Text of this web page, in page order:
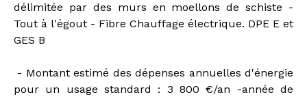
délimitée par des murs en moellons de schiste -
Tout à l'égout - Fibre Chauffage électrique. DPE E et
GES B
- Montant estimé des dépenses annuelles d'énergie
pour un usage standard : 3 800 €/an -année de